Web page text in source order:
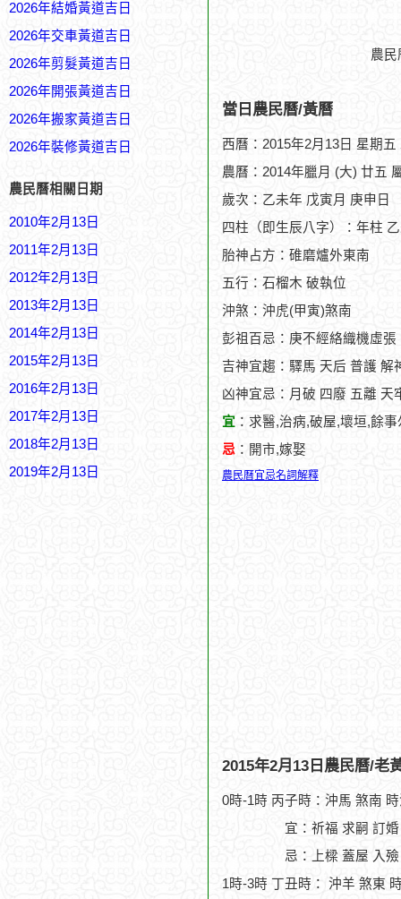
2026年結婚黃道吉日
2026年交車黃道吉日
2026年剪髮黃道吉日
2026年開張黃道吉日
2026年搬家黃道吉日
2026年裝修黃道吉日
農民曆相關日期
2010年2月13日
2011年2月13日
2012年2月13日
2013年2月13日
2014年2月13日
2015年2月13日
2016年2月13日
2017年2月13日
2018年2月13日
2019年2月13日
農
當日農民曆/黃曆
西曆：2015年2月13日 星期五
農曆：2014年臘月 (大) 廿五
歲次：乙未年 戊寅月 庚申日
四柱（即生辰八字）：年柱
胎神占方：碓磨爐外東南
五行：石榴木 破執位
沖煞：沖虎(甲寅)煞南
彭祖百忌：庚不經絡織機虛
吉神宜趨：驛馬 天后 普護 解
凶神宜忌：月破 四廢 五離 天
宜 ：求醫,治病,破屋,壞垣,餘事
忌 ：開市,嫁娶
農民曆宜忌名詞解釋
2015年2月13日農民曆/老
0時-1時 丙子時：沖馬 煞南
宜：祈福 求嗣 訂
忌：上樑 蓋屋 入
1時-3時 丁丑時： 沖羊 煞東